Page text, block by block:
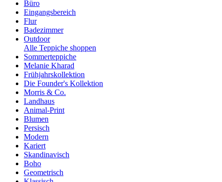
Büro
Eingangsbereich
Flur
Badezimmer
Outdoor
Alle Teppiche shoppen
Sommerteppiche
Melanie Kharad
Frühjahrskollektion
Die Founder's Kollektion
Morris & Co.
Landhaus
Animal-Print
Blumen
Persisch
Modern
Kariert
Skandinavisch
Boho
Geometrisch